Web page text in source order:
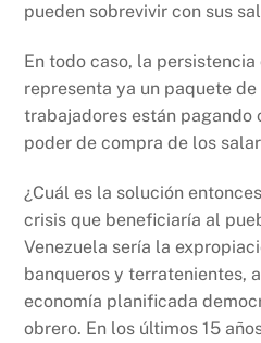
pueden sobrevivir con sus
En todo caso, la
representa ya un paquete
trabajadores están pagando
poder de compra de los
¿Cuál es la solución
crisis que beneficiaría al
Venezuela sería la
banqueros y terratenientes,
economía planificada
obrero. En los últimos 15